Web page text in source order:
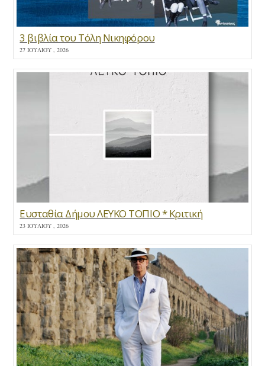
3 βιβλία του Τόλη Νικηφόρου
27 ΙΟΥΛΊΟΥ , 2026
Ευσταθία Δήμου ΛΕΥΚΟ ΤΟΠΙΟ * Κριτική
23 ΙΟΥΛΊΟΥ , 2026